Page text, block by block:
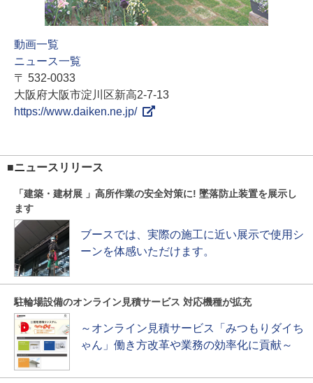
動画一覧
ニュース一覧
〒 532-0033
大阪府大阪市淀川区新高2-7-13
https://www.daiken.ne.jp/
■ニュースリリース
「建築・建材展 」高所作業の安全対策に! 墜落防止装置を展示し
ます
ブースでは、実際の施工に近い展示で使用シ
ーンを体感いただけます。
駐輪場設備のオンライン見積サービス 対応機種が拡充
～オンライン見積サービス「みつもりダイち
ゃん」働き方改革や業務の効率化に貢献～